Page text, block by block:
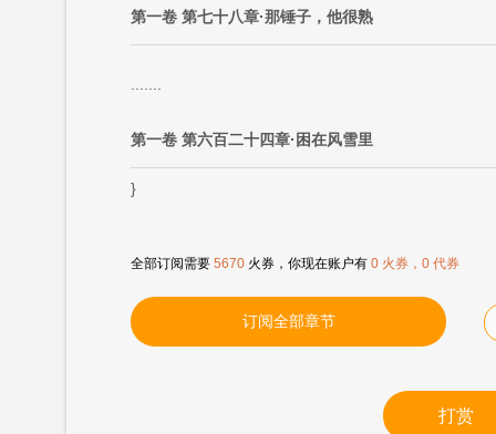
第一卷 第七十八章·那锤子，他很熟
第一卷 第六百二十四章·困在风雪里
}
全部订阅需要 5670 火券，你现在账户有 0 火券，0 代券
订阅全部章节
打赏